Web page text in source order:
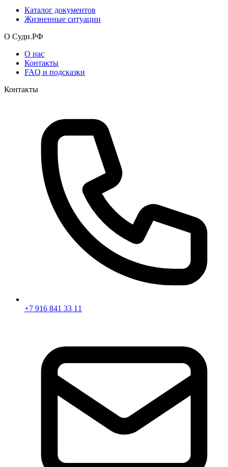
Каталог документов
Жизненные ситуации
О Суди.РФ
О нас
Контакты
FAQ и подсказки
Контакты
+7 916 841 33 11